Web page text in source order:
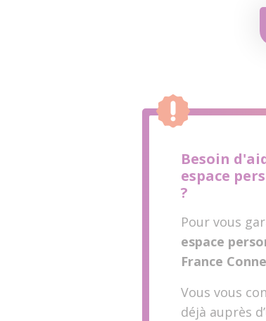
Besoin
espace
?
Pour vous
espace
France
Vous vous
déjà auprès